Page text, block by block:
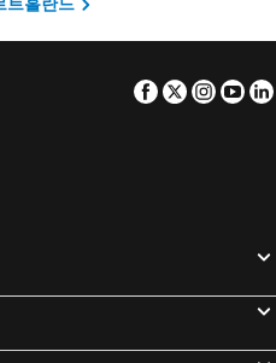
Rembrandtplein Hotel
XO Hotels Blue Tower
Facebook
Twitter